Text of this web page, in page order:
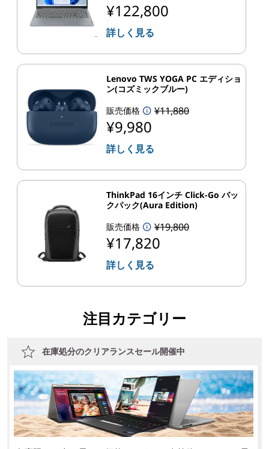
¥122,800
詳しく見る
Lenovo TWS YOGA PC エディショ
ン(コズミックブルー)
販売価格
¥11,880
¥9,980
詳しく見る
ThinkPad 16インチ Click-Go バッ
クパック(Aura Edition)
販売価格
¥19,800
¥17,820
詳しく見る
注目カテゴリー
在庫処分のクリアランスセール開催中